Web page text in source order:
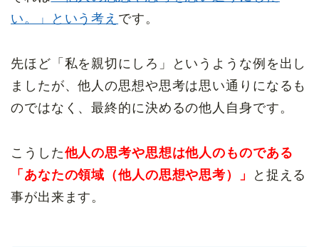
い。」
という考え です。
先ほど「私を親切にしろ」というような例を出し
ましたが、他人の思想や思考は思い通りになるも
のではなく、最終的に決めるの他人自身です。
こうした他人の思考や思想は他人のものである
「あなたの領域（他人の思想や思考）」
と捉える
事が出来ます。